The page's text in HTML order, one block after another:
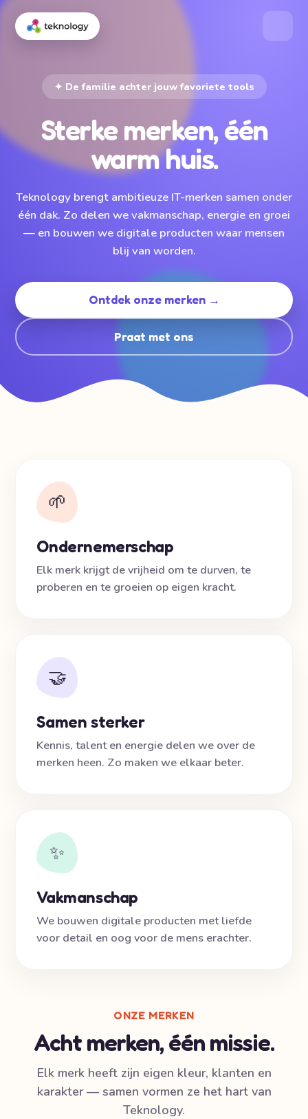
✦ De familie achter jouw favoriete tools
Sterke merken, één
warm huis.
Teknology brengt ambitieuze IT-merken samen onder
één dak. Zo delen we vakmanschap, energie en groei
— en bouwen we digitale producten waar mensen
blij van worden.
Ontdek onze merken →
Praat met ons
🌱
Ondernemerschap
Elk merk krijgt de vrijheid om te durven, te
proberen en te groeien op eigen kracht.
🤝
Samen sterker
Kennis, talent en energie delen we over de
merken heen. Zo maken we elkaar beter.
✨
Vakmanschap
We bouwen digitale producten met liefde
voor detail en oog voor de mens erachter.
ONZE MERKEN
Acht merken, één missie.
Elk merk heeft zijn eigen kleur, klanten en
karakter — samen vormen ze het hart van
Teknology.